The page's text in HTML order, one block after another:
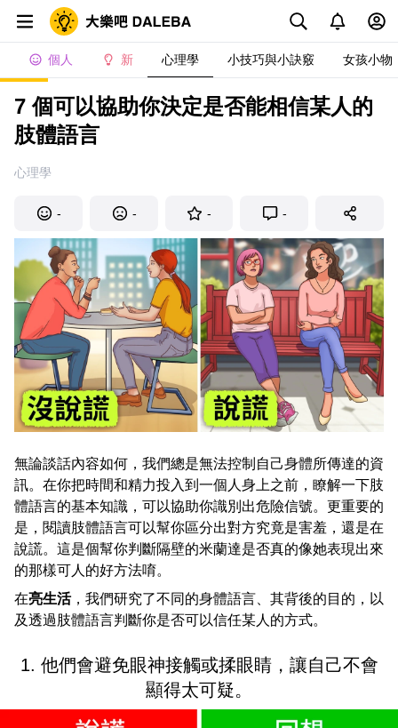
個人 新 心理學 小技巧與小訣竅 女孩小物
7 個可以協助你決定是否能相信某人的
肢體語言
心理學
- - - -
無論談話內容如何，我們總是無法控制自己身體所傳達的資
訊。在你把時間和精力投入到一個人身上之前，瞭解一下肢
體語言的基本知識，可以協助你識別出危險信號。更重要的
是，閱讀肢體語言可以幫你區分出對方究竟是害羞，還是在
說謊。這是個幫你判斷隔壁的米蘭達是否真的像她表現出來
的那樣可人的好方法唷。
在亮生活，我們研究了不同的身體語言、其背後的目的，以
及透過肢體語言判斷你是否可以信任某人的方式。
1. 他們會避免眼神接觸或揉眼睛，讓自己不會
顯得太可疑。